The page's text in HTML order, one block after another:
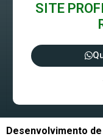
SITE
Desenvolvimento